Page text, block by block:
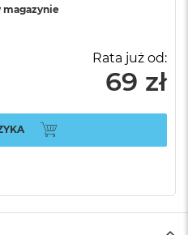
magazynie
Rata już od:
69 zł